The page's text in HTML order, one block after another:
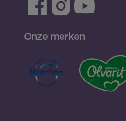
Onze merken